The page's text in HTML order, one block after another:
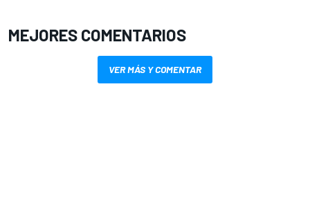
MEJORES COMENTARIOS
VER MÁS Y COMENTAR